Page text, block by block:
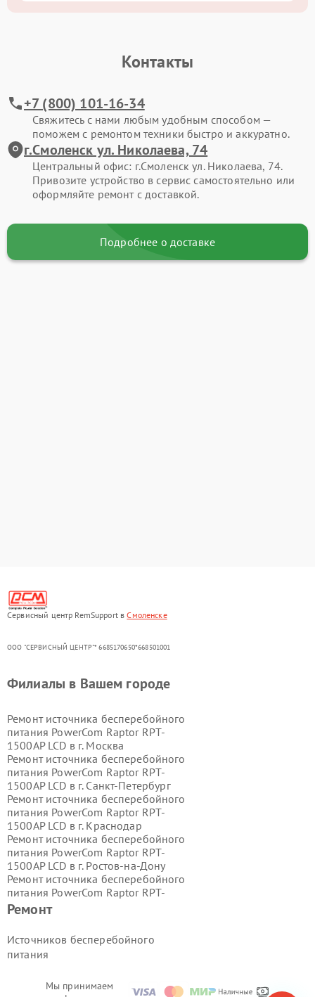
Контакты
+7 (800) 101-16-34
Свяжитесь с нами любым удобным способом —
поможем с ремонтом техники быстро и аккуратно.
г.Смоленск ул. Николаева, 74
Центральный офис: г.Смоленск ул. Николаева, 74.
Привозите устройство в сервис самостоятельно или
оформляйте ремонт с доставкой.
Подробнее о доставке
Сервисный центр RemSupport вСмоленске
ООО "СЕРВИСНЫЙ ЦЕНТР"* 6685170650*668501001
Мы принимаем
Ремонт
Источников бесперебойного
питания
Филиалы в Вашем городе
Ремонт источника бесперебойного
питания PowerCom Raptor RPT-
1500AP LCD в г. Москва
Ремонт источника бесперебойного
питания PowerCom Raptor RPT-
1500AP LCD в г. Санкт-Петербург
Ремонт источника бесперебойного
питания PowerCom Raptor RPT-
1500AP LCD в г. Краснодар
Ремонт источника бесперебойного
питания PowerCom Raptor RPT-
1500AP LCD в г. Ростов-на-Дону
Ремонт источника бесперебойного
питания PowerCom Raptor RPT-
1500AP LCD в г.
питания PowerCom Raptor RPT-
1500AP LCD в г.Новосибирск
Ремонт источника бесперебойного
1500AP LCD в г.Екатеринбург